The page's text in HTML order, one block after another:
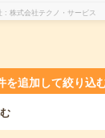
株式会社テクノ・サービス
を追加して絞り込